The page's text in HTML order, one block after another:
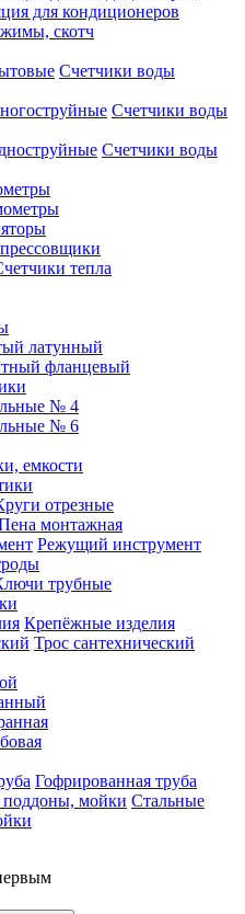
для кондиционеров
скотч
Счетчики воды
Счетчики воды
Счетчики воды
тепла
латунный
фланцевый
№ 4
№ 6
емкости
отрезные
монтажная
Режущий инструмент
трубные
Крепёжные изделия
Трос сантехнический
Гофрированная труба
Стальные